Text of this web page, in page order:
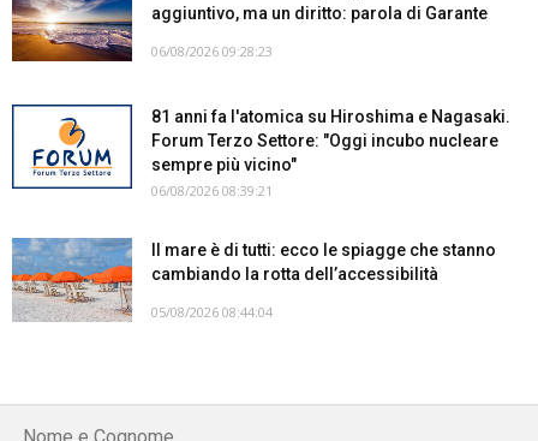
aggiuntivo, ma un diritto: parola di Garante
06/08/2026 09:28:23
81 anni fa l'atomica su Hiroshima e Nagasaki.
Forum Terzo Settore: "Oggi incubo nucleare
sempre più vicino"
06/08/2026 08:39:21
Il mare è di tutti: ecco le spiagge che stanno
cambiando la rotta dell’accessibilità
05/08/2026 08:44:04